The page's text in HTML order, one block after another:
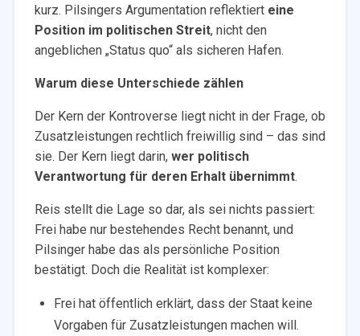
kurz. Pilsingers Argumentation reflektiert eine
Position im politischen Streit, nicht den
angeblichen „Status quo“ als sicheren Hafen.
Warum diese Unterschiede zählen
Der Kern der Kontroverse liegt nicht in der Frage, ob
Zusatzleistungen rechtlich freiwillig sind – das sind
sie. Der Kern liegt darin, wer politisch
Verantwortung für deren Erhalt übernimmt.
Reis stellt die Lage so dar, als sei nichts passiert:
Frei habe nur bestehendes Recht benannt, und
Pilsinger habe das als persönliche Position
bestätigt. Doch die Realität ist komplexer:
Frei hat öffentlich erklärt, dass der Staat keine
Vorgaben für Zusatzleistungen machen will.